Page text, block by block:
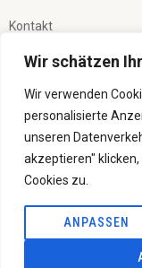
Wir schätzen
Wir verwenden
personalisierte
unseren
akzeptieren"
Cookies zu.
ANPASSEN
Kontakt
Veranstaltungen
Impressum
Datenschutzerklärung
© 2023